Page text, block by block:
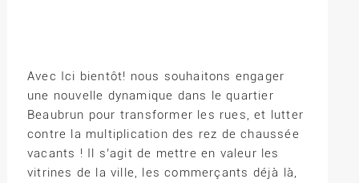
Avec Ici bientôt! nous souhaitons engager
une nouvelle dynamique dans le quartier
Beaubrun pour transformer les rues, et lutter
contre la multiplication des rez de chaussée
vacants ! Il s’agit de mettre en valeur les
vitrines de la ville, les commerçants déjà là,